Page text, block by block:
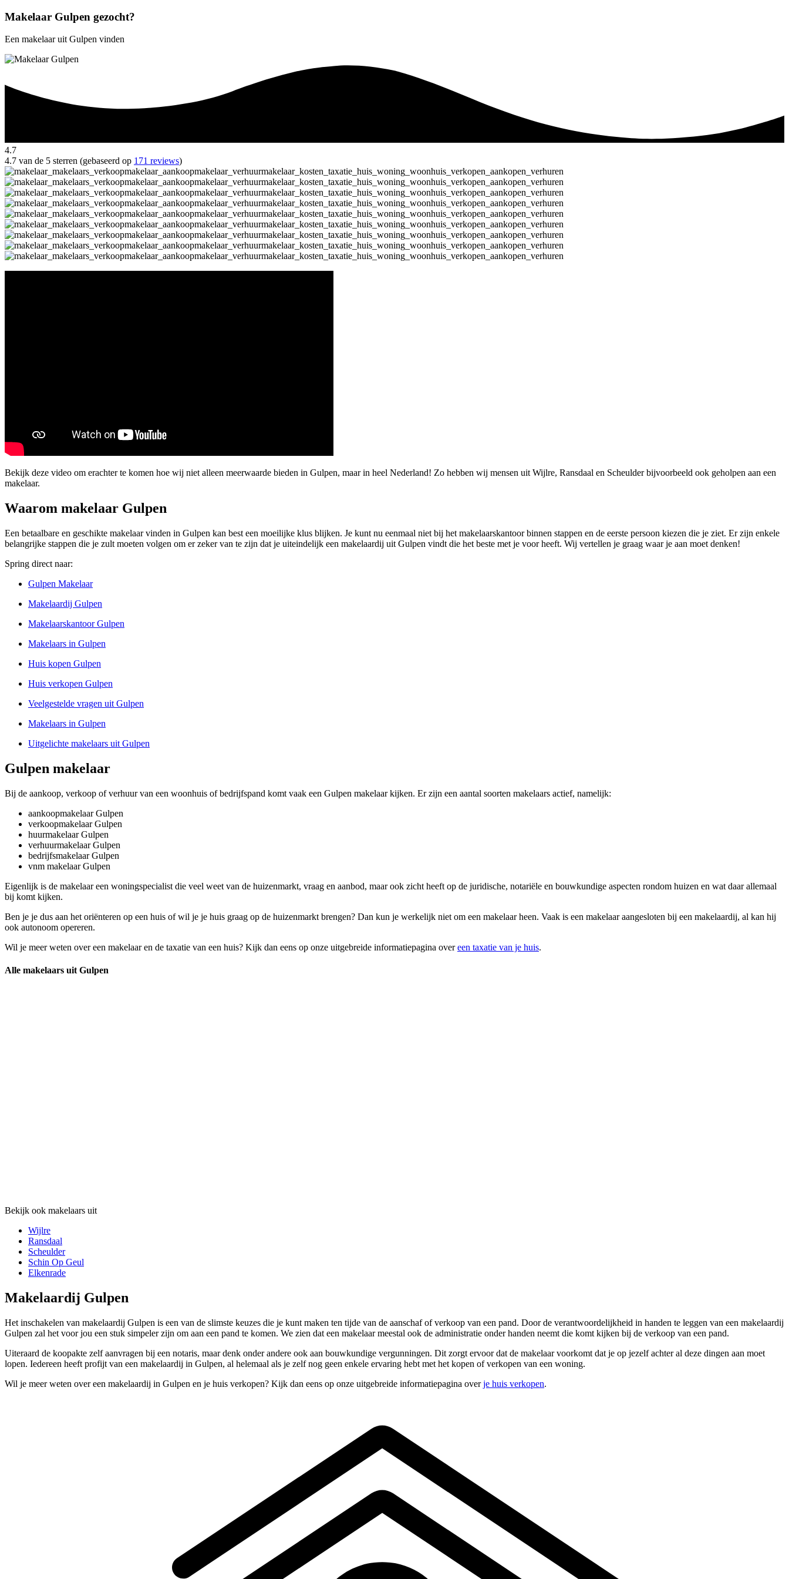
Makelaar Gulpen gezocht?
Een makelaar uit Gulpen vinden
4.7
4.7 van de 5 sterren (gebaseerd op 171 reviews)
Bekijk deze video om erachter te komen hoe wij niet alleen meerwaarde bieden in Gulpen, maar in heel Nederland! Zo hebben wij mensen uit Wijlre, Ransdaal en Scheulder bijvoorbeeld ook geholpen aan een
makelaar.
Waarom makelaar Gulpen
Een betaalbare en geschikte makelaar vinden in Gulpen kan best een moeilijke klus blijken. Je kunt nu eenmaal niet bij het makelaarskantoor binnen stappen en de eerste persoon kiezen die je ziet. Er zijn enkele
belangrijke stappen die je zult moeten volgen om er zeker van te zijn dat je uiteindelijk een makelaardij uit Gulpen vindt die het beste met je voor heeft. Wij vertellen je graag waar je aan moet denken!
Spring direct naar:
Gulpen Makelaar
Makelaardij Gulpen
Makelaarskantoor Gulpen
Makelaars in Gulpen
Huis kopen Gulpen
Huis verkopen Gulpen
Veelgestelde vragen uit Gulpen
Makelaars in Gulpen
Uitgelichte makelaars uit Gulpen
Gulpen makelaar
Bij de aankoop, verkoop of verhuur van een woonhuis of bedrijfspand komt vaak een Gulpen makelaar kijken. Er zijn een aantal soorten makelaars actief, namelijk:
aankoopmakelaar Gulpen
verkoopmakelaar Gulpen
huurmakelaar Gulpen
verhuurmakelaar Gulpen
bedrijfsmakelaar Gulpen
vnm makelaar Gulpen
Eigenlijk is de makelaar een woningspecialist die veel weet van de huizenmarkt, vraag en aanbod, maar ook zicht heeft op de juridische, notariële en bouwkundige aspecten rondom huizen en wat daar allemaal
bij komt kijken.
Ben je je dus aan het oriënteren op een huis of wil je je huis graag op de huizenmarkt brengen? Dan kun je werkelijk niet om een makelaar heen. Vaak is een makelaar aangesloten bij een makelaardij, al kan hij
ook autonoom opereren.
Wil je meer weten over een makelaar en de taxatie van een huis? Kijk dan eens op onze uitgebreide informatiepagina overeen taxatie van je huis.
Alle makelaars uit Gulpen
Bekijk ook makelaars uit
Wijlre
Ransdaal
Scheulder
Schin Op Geul
Elkenrade
Makelaardij Gulpen
Het inschakelen van makelaardij Gulpen is een van de slimste keuzes die je kunt maken ten tijde van de aanschaf of verkoop van een pand. Door de verantwoordelijkheid in handen te leggen van een makelaardij
Gulpen zal het voor jou een stuk simpeler zijn om aan een pand te komen. We zien dat een makelaar meestal ook de administratie onder handen neemt die komt kijken bij de verkoop van een pand.
Uiteraard de koopakte zelf aanvragen bij een notaris, maar denk onder andere ook aan bouwkundige vergunningen. Dit zorgt ervoor dat de makelaar voorkomt dat je op jezelf achter al deze dingen aan moet
lopen. Iedereen heeft profijt van een makelaardij in Gulpen, al helemaal als je zelf nog geen enkele ervaring hebt met het kopen of verkopen van een woning.
Wil je meer weten over een makelaardij in Gulpen en je huis verkopen? Kijk dan eens op onze uitgebreide informatiepagina overje huis verkopen.